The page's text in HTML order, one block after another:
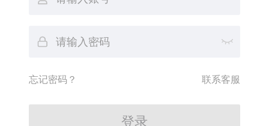
忘记密码？ 联系客服
登录